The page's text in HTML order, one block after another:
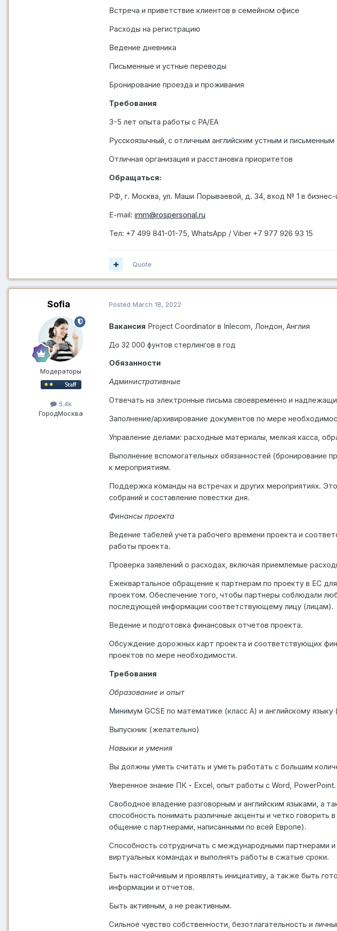
Встреча и приветствие клиентов в семейном офисе
Расходы на регистрацию
Ведение дневника
Письменные и устные переводы
Бронирование проезда и проживания
Требования
3-5 лет опыта работы с PA/EA
Русскоязычный, с отличным английским устным и письменным
Отличная организация и расстановка приоритетов
Обращаться:
РФ, г. Москва, ул. Маши Порываевой, д. 34, вход № 1 в
E-mail: imm@rospersonal.ru
Тел: +7 499 841-01-75, WhatsApp / Viber +7 977 926 93 15
Quote
Sofia
Модераторы
5.4k
ГородМосква
Posted March 18, 2022
Вакансия Project Coordinator в Inlecom, Лондон, Англия
До 32 000 фунтов стерлингов в год
Обязанности
Административные
Отвечать на электронные письма своевременно и
Заполнение/архивирование документов по мере
Управление делами: расходные материалы, мелкая касса,
Выполнение вспомогательных обязанностей (бронирование
к мероприятиям.
Поддержка команды на встречах и других мероприятиях.
собраний и составление повестки дня.
Финансы проекта
Ведение табелей учета рабочего времени проекта и
работы проекта.
Проверка заявлений о расходах, включая приемлемые
Ежеквартальное обращение к партнерам по проекту в ЕС
проектом. Обеспечение того, чтобы партнеры соблюдали
последующей информации соответствующему лицу (лицам).
Ведение и подготовка финансовых отчетов проекта.
Обсуждение дорожных карт проекта и соответствующих
проектов по мере необходимости.
Требования
Образование и опыт
Минимум GCSE по математике (класс A) и английскому языку
Выпускник (желательно)
Навыки и умения
Вы должны уметь считать и уметь работать с большим
Уверенное знание ПК - Excel, опыт работы с Word, PowerPoint.
Свободное владение разговорным и английским языками, а
способность понимать различные акценты и четко говорить
общение с партнерами, написанными по всей Европе).
Способность сотрудничать с международными партнерами
виртуальных командах и выполнять работы в сжатые сроки.
Быть настойчивым и проявлять инициативу, а также быть
информации и отчетов.
Быть активным, а не реактивным.
Сильное чувство собственности, безотлагательность и